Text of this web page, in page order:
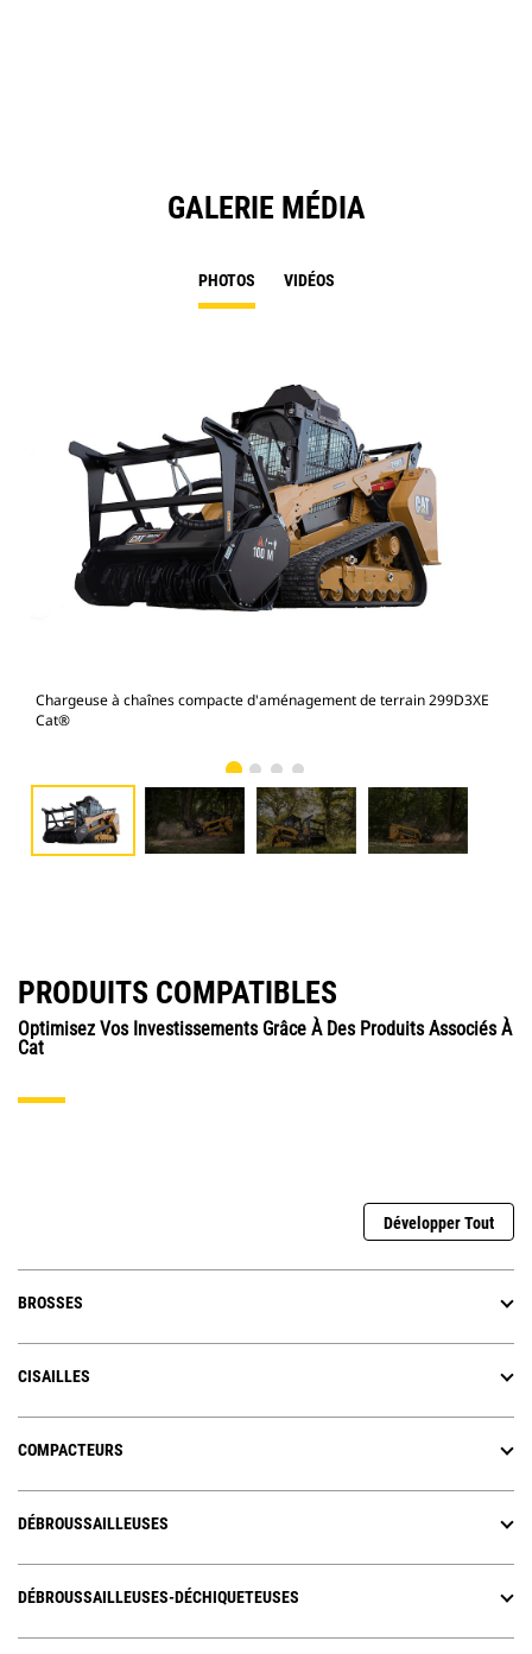
GALERIE MÉDIA
PHOTOS VIDÉOS
Chargeuse à chaînes compacte d'aménagement de terrain 299D3XE
Cat®
PRODUITS COMPATIBLES
Optimisez Vos Investissements Grâce À Des Produits Associés À
Cat
Développer Tout
BROSSES
CISAILLES
COMPACTEURS
DÉBROUSSAILLEUSES
DÉBROUSSAILLEUSES-DÉCHIQUETEUSES